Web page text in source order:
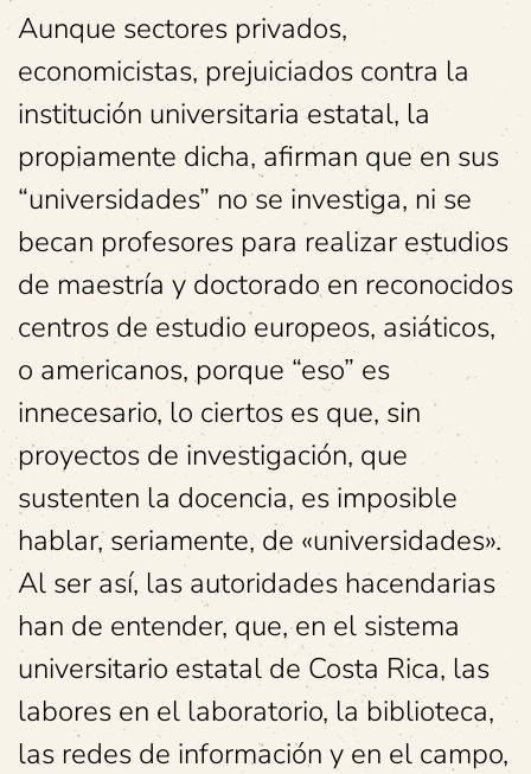
Aunque sectores privados,
economicistas, prejuiciados contra la
institución universitaria estatal, la
propiamente dicha, afirman que en sus
“universidades” no se investiga, ni se
becan profesores para realizar estudios
de maestría y doctorado en reconocidos
centros de estudio europeos, asiáticos,
o americanos, porque “eso” es
innecesario, lo ciertos es que, sin
proyectos de investigación, que
sustenten la docencia, es imposible
hablar, seriamente, de «universidades».
Al ser así, las autoridades hacendarias
han de entender, que, en el sistema
universitario estatal de Costa Rica, las
labores en el laboratorio, la biblioteca,
las redes de información y en el campo,